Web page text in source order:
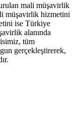
mali müşavirlik
müşavirlik hizmetini
ise Türkiye
alanında
tüm
gerçekleştirerek,